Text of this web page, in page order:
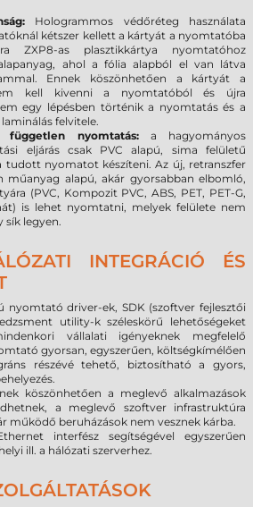
Hologrammos védőréteg használata
kétszer kellett a kártyát a nyomtatóba
ZXP8-as plasztikkártya nyomtatóhoz
ahol a fólia alapból el van látva
Ennek köszönhetően a kártyát a
kell kivenni a nyomtatóból és újra
egy lépésben történik a nyomtatás és a
felvitele.
független nyomtatás:a hagyományos
eljárás csak PVC alapú, sima felületű
tudott nyomatot készíteni. Az új, retranszfer
műanyag alapú, akár gyorsabban elbomló,
(PVC, Kompozit PVC, ABS, PET, PET-G,
is lehet nyomtatni, melyek felülete nem
sík legyen.
INTEGRÁCIÓ ÉS
nyomtató driver-ek, SDK (szoftver fejlesztői
utility-k széleskörű lehetőségeket
vállalati igényeknek megfelelő
gyorsan, egyszerűen, költségkímélően
részévé tehető, biztosítható a gyors,
köszönhetően a meglevő alkalmazások
a meglevő szoftver infrastruktúra
működő beruházások nem vesznek kárba.
interfész segítségével egyszerűen
ill. a hálózati szerverhez.